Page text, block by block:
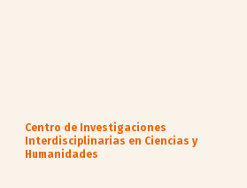
Centro de Investigaciones
Interdisciplinarias en Ciencias y
Humanidades